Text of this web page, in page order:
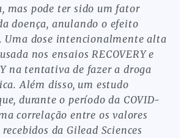
mas pode ter sido um fator
doença, anulando o efeito
Uma dose intencionalmente alta
nos ensaios RECOVERY e
na tentativa de fazer a droga
Além disso, um estudo
durante o período da COVID-
correlação entre os valores
da Gilead Sciences